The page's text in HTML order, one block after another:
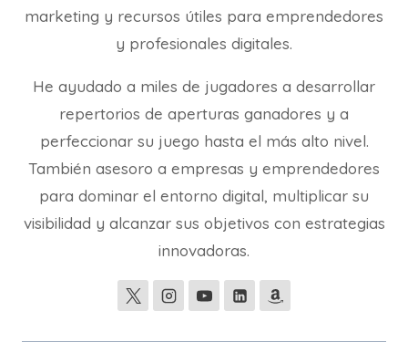
marketing y recursos útiles para emprendedores
y profesionales digitales.
He ayudado a miles de jugadores a desarrollar
repertorios de aperturas ganadores y a
perfeccionar su juego hasta el más alto nivel.
También asesoro a empresas y emprendedores
para dominar el entorno digital, multiplicar su
visibilidad y alcanzar sus objetivos con estrategias
innovadoras.